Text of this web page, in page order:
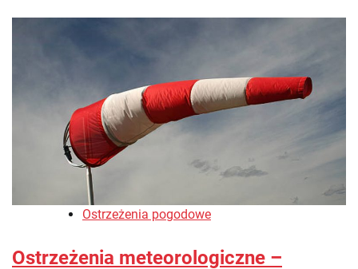
Ostrzeżenia pogodowe
Ostrzeżenia meteorologiczne –